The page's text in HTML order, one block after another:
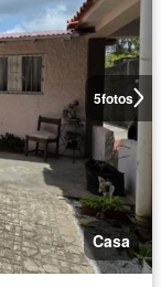
5fotos
Casa